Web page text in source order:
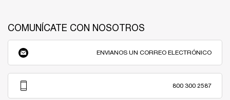
COMUNÍCATE CON NOSOTROS
ENVIANOS UN CORREO ELECTRÓNICO
800 300 2587